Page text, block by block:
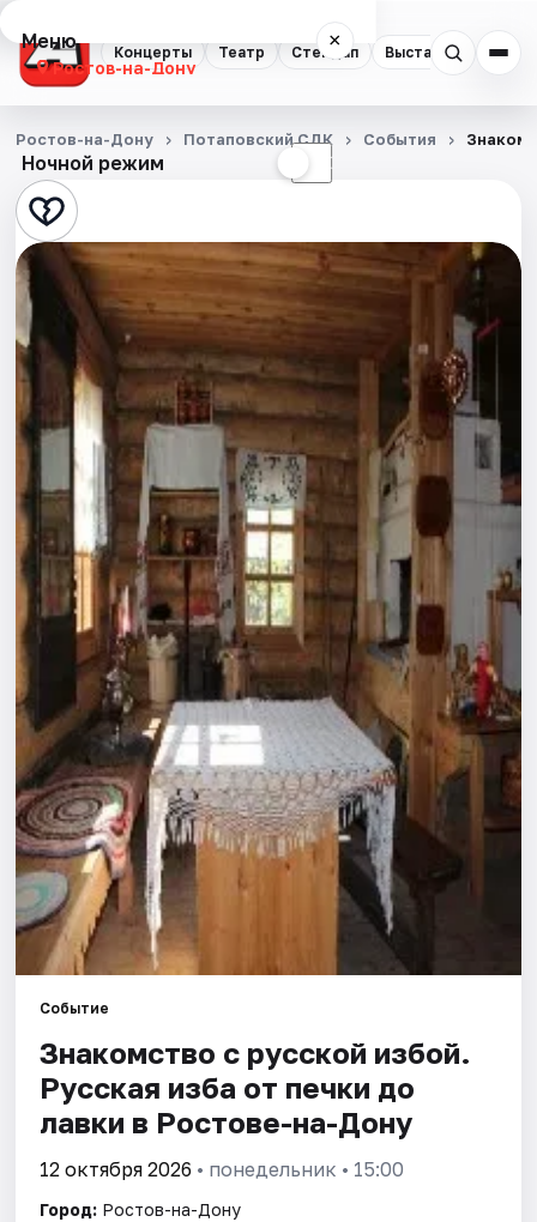
Концерты Театр Стендап Выставки
Меню ×
Ростов-на-Дону
Концерты
Театр
Стендап
Выставки
Квесты
Экскурсии
Спорт
События
Города
Площадки
Артисты
Рейтинги
Ночной режим ☾
Ростов-на-Дону Потаповский СДК События
Событие
Знакомство с русской избой.
Русская изба от печки до
лавки в Ростове-на-Дону
12 октября 2026 • понедельник • 15:00
Город: Ростов-на-Дону